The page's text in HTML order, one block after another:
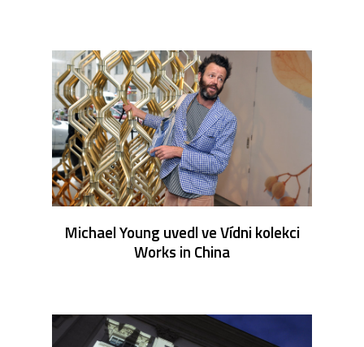
Michael Young uvedl ve Vídni kolekci
Works in China